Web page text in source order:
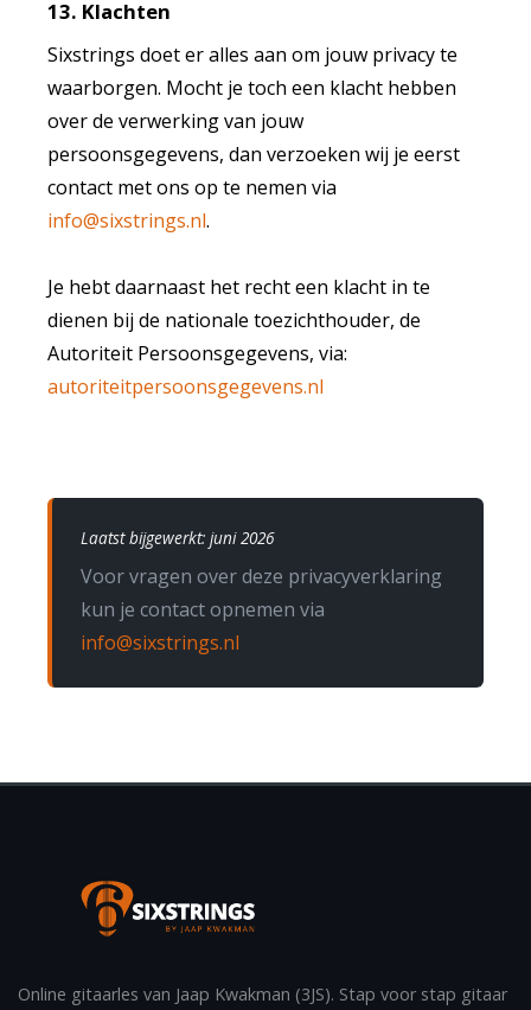
13. Klachten
Sixstrings doet er alles aan om jouw privacy te
waarborgen. Mocht je toch een klacht hebben
over de verwerking van jouw
persoonsgegevens, dan verzoeken wij je eerst
contact met ons op te nemen via
info@sixstrings.nl.
Je hebt daarnaast het recht een klacht in te
dienen bij de nationale toezichthouder, de
Autoriteit Persoonsgegevens, via:
autoriteitpersoonsgegevens.nl
Laatst bijgewerkt: juni 2026
Voor vragen over deze privacyverklaring
kun je contact opnemen via
info@sixstrings.nl
Online gitaarles van Jaap Kwakman (3JS). Stap voor stap gitaar